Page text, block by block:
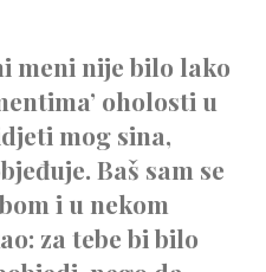
meni nije bilo lako
oholosti u
mog sina,
Baš sam se
i u nekom
za tebe bi bilo